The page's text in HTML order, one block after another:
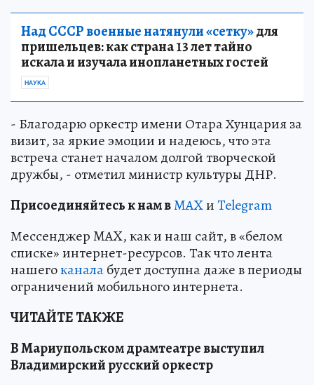
Над СССР военные натянули «сетку»для
пришельцев: как страна 13 лет тайно
искала и изучала инопланетных гостей
НАУКА
- Благодарю оркестр имени Отара Хунцария за
визит, за яркие эмоции и надеюсь, что эта
встреча станет началом долгой творческой
дружбы, - отметил министр культуры ДНР.
Присоединяйтесь к нам вMAXиTelegram
Мессенджер MAX, как и наш сайт, в «белом
списке» интернет-ресурсов. Так что лента
нашегоканалабудет доступна даже в периоды
ограничений мобильного интернета.
ЧИТАЙТЕ ТАКЖЕ
В Мариупольском драмтеатре выступил
Владимирский русский оркестр